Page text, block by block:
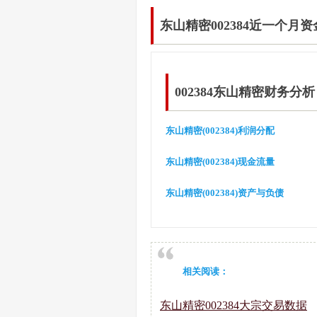
东山精密002384近一个月资
002384东山精密财务分析
东山精密(002384)利润分配
东山精密(002384)现金流量
东山精密(002384)资产与负债
相关阅读：
东山精密002384大宗交易数据